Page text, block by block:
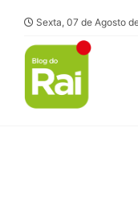
Sexta, 07 de Agosto